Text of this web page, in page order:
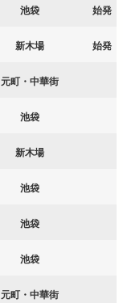
池袋 始発
新木場 始発
元町・中華街
池袋
新木場
池袋
池袋
池袋
元町・中華街